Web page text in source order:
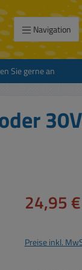
Navigation
Sie gerne an
Verkaufspreis:
24,95 €
Preise inkl.